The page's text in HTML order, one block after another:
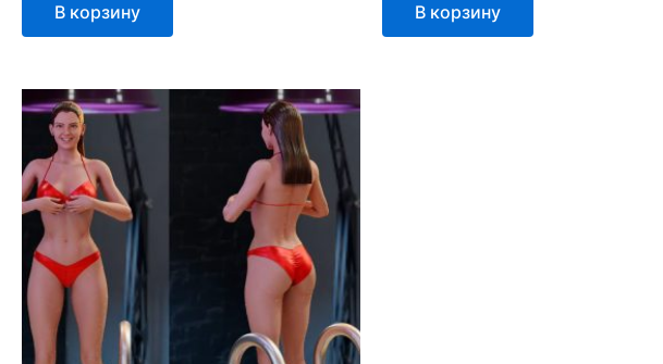
В корзину В корзину